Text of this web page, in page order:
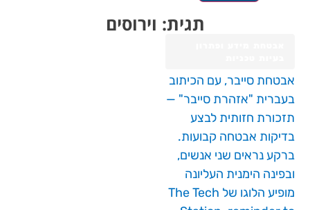
תגית: וירוסים